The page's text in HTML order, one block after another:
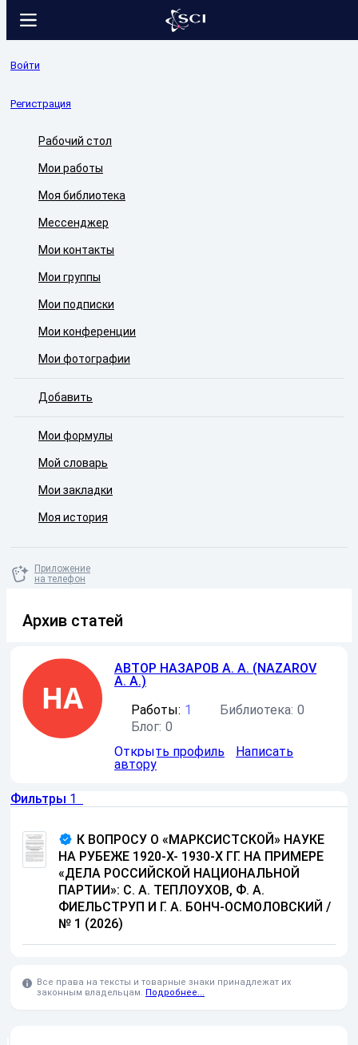
Войти
Регистрация
Рабочий стол
Мои работы
Моя библиотека
Мессенджер
Мои контакты
Мои группы
Мои подписки
Мои конференции
Мои фотографии
Добавить
Мои формулы
Мой словарь
Мои закладки
Моя история
Приложение
на телефон
Архив статей
АВТОР НАЗАРОВ А. А. (NAZAROV
A. A.)
Работы: 1 Библиотека: 0
Блог: 0
Открыть профиль
Написать
автору
Фильтры 1
К ВОПРОСУ О «МАРКСИСТСКОЙ» НАУКЕ
НА РУБЕЖЕ 1920-Х- 1930-Х ГГ. НА ПРИМЕРЕ
«ДЕЛА РОССИЙСКОЙ НАЦИОНАЛЬНОЙ
ПАРТИИ»: С. А. ТЕПЛОУХОВ, Ф. А.
ФИЕЛЬСТРУП И Г. А. БОНЧ-ОСМОЛОВСКИЙ /
№ 1 (2026)
Все права на тексты и товарные знаки принадлежат их
законным владельцам. Подробнее...